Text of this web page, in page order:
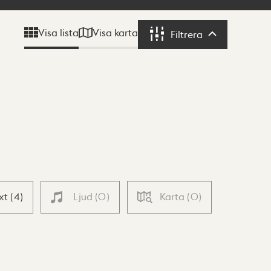
Visa lista Visa karta Filtrera Filtrera
(4) Ljud (0) Karta (0)